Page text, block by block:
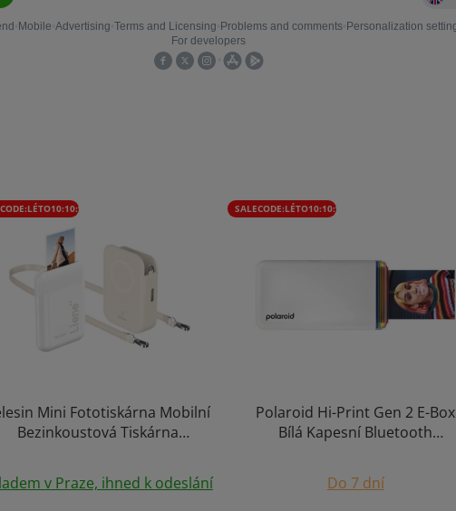
Mini Fototiskárna Mobilní
Bezinkoustová Tiskárna
v Praze, ihned k odeslání
SALECODE:LÉTO10:10:%
Polaroid Hi-Print Gen 2 E-Box
Bílá Kapesní Bluetooth
Fotopapírů
Do 7 dní
Prihlásením súhlasíte so zasielaním obchodných oznámení a so spracovaním
osobných údajov